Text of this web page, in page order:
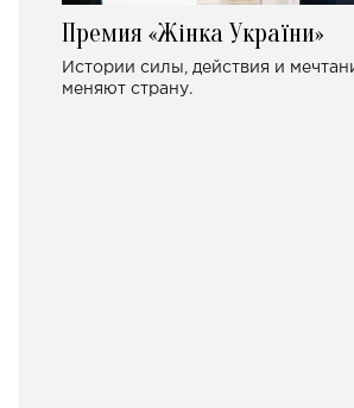
Премия «Жінка України»
Истории силы, действия и
меняют страну.